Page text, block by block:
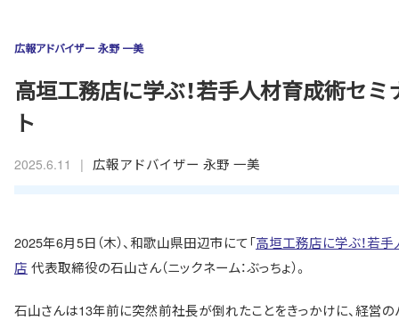
広報アドバイザー 永野 一美
高垣工務店に学ぶ！若手人材育成術セミ
ト
2025.6.11 | 広報アドバイザー 永野 一美
2025年6月5日（木）、和歌山県田辺市にて「高垣工務店に学ぶ！若
店 代表取締役の石山さん（ニックネーム：ぶっちょ）。
石山さんは13年前に突然前社長が倒れたことをきっかけに、経営